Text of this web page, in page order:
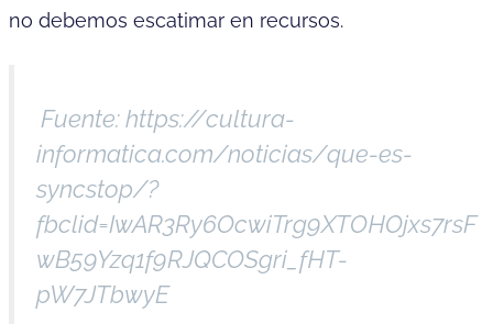
no debemos escatimar en recursos.
Fuente: https://cultura-
informatica.com/noticias/que-es-
syncstop/?
fbclid=IwAR3Ry6OcwiTrg9XTOHOjxs7rsF
wB59Yzq1f9RJQCOSgri_fHT-
pW7JTbwyE